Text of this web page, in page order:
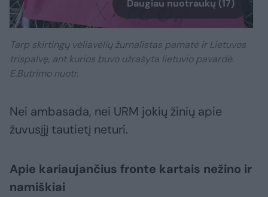
Daugiau nuotraukų (17)
Tarp skirtingų vėliavėlių žurnalistas pamatė ir Lietuvos
trispalvę, ant kurios buvo užrašyta lietuvio pavardė.
E.Butrimo nuotr.
Nei ambasada, nei URM jokių žinių apie
žuvusįjį tautietį neturi.
Apie kariaujančius fronte kartais nežino ir
namiškiai